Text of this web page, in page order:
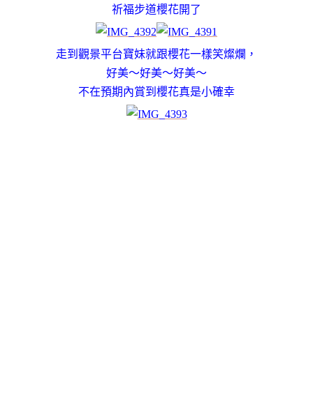
祈福步道櫻花開了
走到觀景平台寶妹就跟櫻花一樣笑燦爛，
好美～好美～好美～
不在預期內賞到櫻花真是小確幸